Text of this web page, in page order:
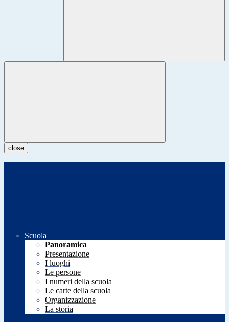
close
Scuola
Panoramica
Presentazione
I luoghi
Le persone
I numeri della scuola
Le carte della scuola
Organizzazione
La storia